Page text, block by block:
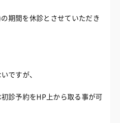
期間を休診とさせていただき
ですが、
診予約をHP上から取る事が可